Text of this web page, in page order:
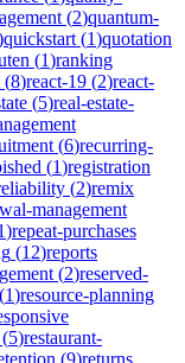
(2)quantum-
quickstart (1)quotation
(1)ranking
(8)react-19 (2)react-
(5)real-estate-
(6)recurring-
(1)registration
(2)remix
management
)repeat-purchases
(12)reports
(2)reserved-
(1)resource-planning
(5)restaurant-
(9)returns